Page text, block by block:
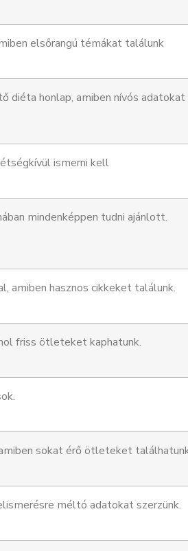
elsőrangú témákat találunk
diéta honlap, amiben nívós adatokat
ismerni kell
mindenképpen tudni ajánlott.
amiben hasznos cikkeket találunk.
friss ötleteket kaphatunk.
sokat érő ötleteket
méltó adatokat szerzünk.